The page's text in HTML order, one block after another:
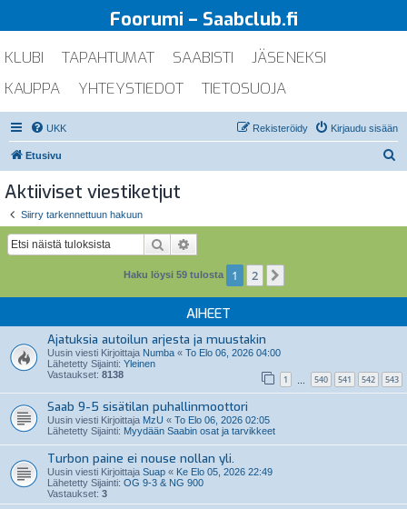
Foorumi – Saabclub.fi
KLUBI TAPAHTUMAT SAABISTI
JÄSENEKSI
KAUPPA
YHTEYSTIEDOT TIETOSUOJA
UKK Kirjaudu sisään
Rekisteröidy
Etusivu
Aktiiviset viestiketjut
Siirry tarkennettuun hakuun
Etsi
Haku löysi 59 tulosta 1 2
AIHEET
Ajatuksia autoilun arjesta ja muustakin
Uusin viesti Kirjoittaja Numba « To Elo 06, 2026 04:00
Lähetetty Sijainti: Yleinen
Vastaukset: 8138 1 540 541 542 543
Saab 9-5 sisätilan puhallinmoottori
Uusin viesti Kirjoittaja MzU « To Elo 06, 2026 02:05
Lähetetty Sijainti: Myydään Saabin osat ja tarvikkeet
Turbon paine ei nouse nollan yli.
Uusin viesti Kirjoittaja Suap « Ke Elo 05, 2026 22:49
Lähetetty Sijainti: OG 9-3 & NG 900
Vastaukset: 3